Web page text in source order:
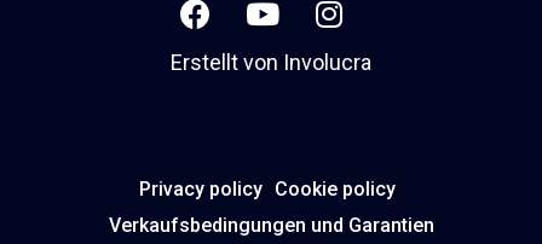
Erstellt von Involucra
Privacy policy Cookie policy
Verkaufsbedingungen und Garantien